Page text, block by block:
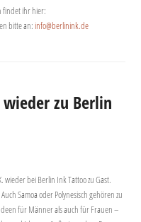
findet ihr hier:
bitte an: info@berlinink.de
zu Berlin
wieder bei Berlin Ink Tattoo zu Gast.
Samoa oder Polynesisch gehören zu
für Männer als auch für Frauen –